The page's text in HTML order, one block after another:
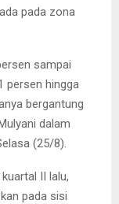
pada zona
sampai
persen hingga
bergantung
dalam
(25/8).
II lalu,
pada sisi